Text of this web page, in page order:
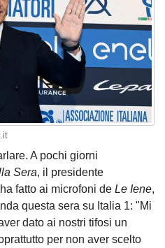
A pochi giorni
Sera, il presidente
fatto ai microfoni de Le Iene,
questa sera su Italia 1: "Mi
dato ai nostri tifosi un
per non aver scelto